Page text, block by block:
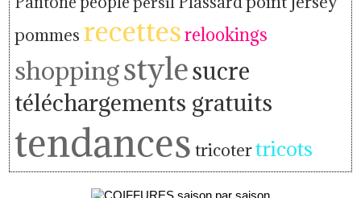
pommes recettesrelookings
shoppingstylesucre
téléchargements gratuits
tendances tricotertricots